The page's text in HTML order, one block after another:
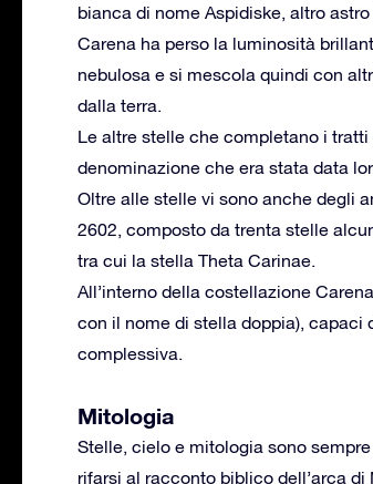
bianca di nome Aspidiske, altro
Carena ha perso la luminosità
nebulosa e si mescola quindi con
dalla terra.
Le altre stelle che completano i
denominazione che era stata data
Oltre alle stelle vi sono anche degli
2602, composto da trenta stelle
tra cui la stella Theta Carinae.
All’interno della costellazione
con il nome di stella doppia),
complessiva.
Mitologia
Stelle, cielo e mitologia sono
rifarsi al racconto biblico dell’arca